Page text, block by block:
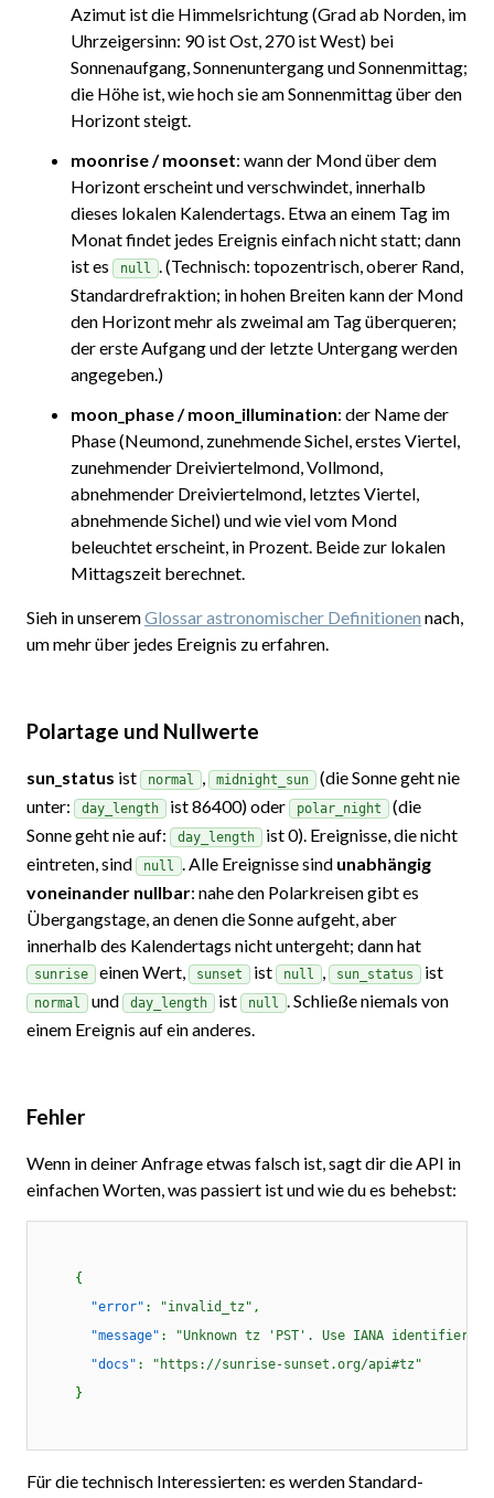
Azimut ist die Himmelsrichtung (Grad ab Norden, im
Uhrzeigersinn: 90 ist Ost, 270 ist West) bei
Sonnenaufgang, Sonnenuntergang und Sonnenmittag;
die Höhe ist, wie hoch sie am Sonnenmittag über den
Horizont steigt.
moonrise / moonset: wann der Mond über dem
Horizont erscheint und verschwindet, innerhalb
dieses lokalen Kalendertags. Etwa an einem Tag im
Monat findet jedes Ereignis einfach nicht statt; dann
ist es
null . (Technisch: topozentrisch, oberer Rand,
Standardrefraktion; in hohen Breiten kann der Mond
den Horizont mehr als zweimal am Tag überqueren;
der erste Aufgang und der letzte Untergang werden
angegeben.)
moon_phase / moon_illumination: der Name der
Phase (Neumond, zunehmende Sichel, erstes Viertel,
zunehmender Dreiviertelmond, Vollmond,
abnehmender Dreiviertelmond, letztes Viertel,
abnehmende Sichel) und wie viel vom Mond
beleuchtet erscheint, in Prozent. Beide zur lokalen
Mittagszeit berechnet.
Sieh in unseremGlossar astronomischer Definitionen nach,
um mehr über jedes Ereignis zu erfahren.
Polartage und Nullwerte
sun_status ist normal midnight_sun
(die Sonne geht nie
unter:
day_length ist 86400) oder polar_night
(die
Sonne geht nie auf:
day_length
ist 0). Ereignisse, die nicht
eintreten, sind
null . Alle Ereignisse sind unabhängig
voneinander nullbar: nahe den Polarkreisen gibt es
Übergangstage, an denen die Sonne aufgeht, aber
innerhalb des Kalendertags nicht untergeht; dann hat
sunrise einen Wert, sunset ist null sun_status ist
normal und day_length ist null
. Schließe niemals von
einem Ereignis auf ein anderes.
Fehler
Wenn in deiner Anfrage etwas falsch ist, sagt dir die API in
einfachen Worten, was passiert ist und wie du es behebst:
    {
"error" : "invalid_tz" ,
"message" :
"Unknown tz 'PST'. Use IANA identifiers
"docs" :
"https://sunrise-sunset.org/api#tz"
    }
Für die technisch Interessierten: es werden Standard-